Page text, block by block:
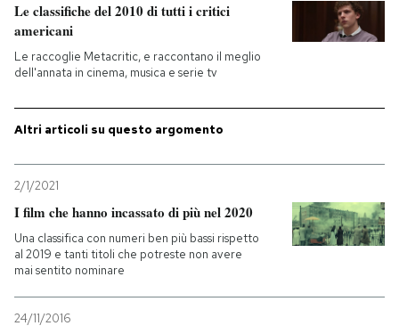
NEWSLETTER
CALENDARIO
AREA PERSONALE
Le classifiche del 2010 di tutti i critici
americani
Le raccoglie Metacritic, e raccontano il meglio
dell'annata in cinema, musica e serie tv
Altri articoli su questo argomento
2/1/2021
I film che hanno incassato di più nel 2020
Una classifica con numeri ben più bassi rispetto
al 2019 e tanti titoli che potreste non avere
mai sentito nominare
24/11/2016